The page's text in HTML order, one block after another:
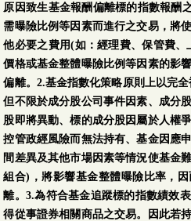
高風險債券且配息來
源可能為本金)
第一金美國100大企
業債券基金-累積型-
美元-N
(本基金有一定比重得
投資於非投資等級之
高風險債券且配息來
源可能為本金)
08/05
第一金美國100大企
原因致生基金報酬偏離標的指數報酬
需曝險比例等因素而進行之交易，將
他必要之費用(如：經理費、保管費
價格或基金整體曝險比例等因素的影
偏離。2.基金指數化策略原則上以完
但不限於成分股公司事件因素、成分
股即將異動、標的成分股因屬於人權
控管政經風險而無法持有、基金因應
間差異及其他市場因素等情況使基金
組合)，將影響基金整體曝險比率，
離。3.為符合基金追蹤標的指數績效
得從事證券相關商品之交易。因此若